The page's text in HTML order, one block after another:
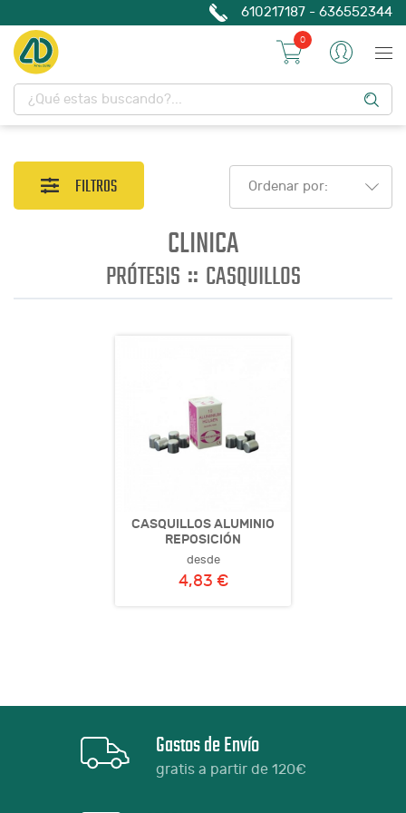
610217187 - 636552344
0
FILTROS Ordenar por:
CLINICA
PRÓTESIS :: CASQUILLOS
CASQUILLOS ALUMINIO
REPOSICIÓN
desde
4,83 €
Gastos de Envío
gratis a partir de 120€